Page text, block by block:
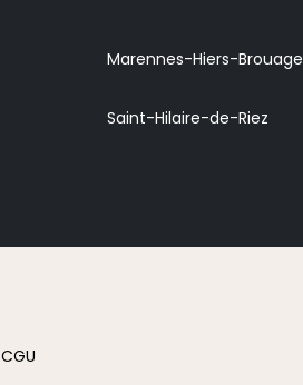
Marennes-Hiers-Brouage
Saint-Hilaire-de-Riez
Information
CGU